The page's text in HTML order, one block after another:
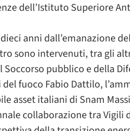
dell’Istituto Superiore
anni dall’emanazione
sono intervenuti, tra gli
pubblico e della
fuoco Fabio Dattilo,
asset italiani di Snam
collaborazione tra Vigili